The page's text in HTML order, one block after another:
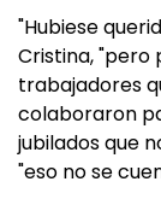
"Hubiese
Cristina, "pero
trabajadores
colaboraron
jubilados que
"eso no se